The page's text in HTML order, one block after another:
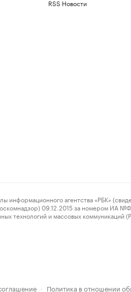
RSS Новости
агентства «РБК»
09.12.2015 за номером ИА
технологий и массовых
· Политика в отношении